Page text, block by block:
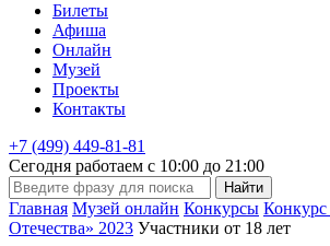
Билеты
Афиша
Онлайн
Музей
Проекты
Контакты
+7 (499) 449-81-81
Сегодня работаем с 10:00 до 21:00
Главная Музей онлайн Конкурсы
Отечества» 2023 Участники от 18 лет